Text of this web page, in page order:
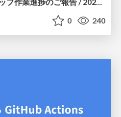
0 240